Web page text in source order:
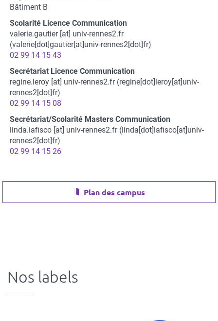
coordonnées
Bâtiment B
Scolarité Licence Communication
valerie.gautier[at] univ-rennes2.fr
(valerie[dot]gautier[at]univ-rennes2[dot]fr)
02 99 14 15 43
Secrétariat Licence Communication
regine.leroy [at] univ-rennes2.fr(regine[dot]leroy[at]univ-
rennes2[dot]fr)
02 99 14 15 08
Secrétariat/Scolarité Masters Communication
linda.iafisco [at] univ-rennes2.fr(linda[dot]iafisco[at]univ-
rennes2[dot]fr)
02 99 14 15 26
Plan des campus
Nos labels